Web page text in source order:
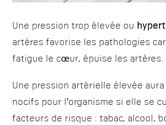
Une pression trop élevée ou
artères favorise les pathologies
fatigue le cœur, épuise les artères.
Une pression artérielle élevée aura
nocifs pour l’organisme si elle se
facteurs de risque : tabac, alcool,